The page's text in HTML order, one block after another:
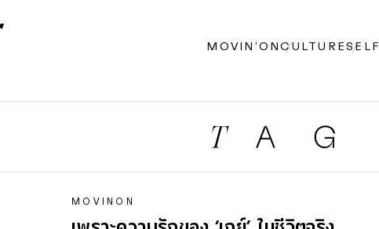
MOVIN’ONCULTURE SELF
MOVINON